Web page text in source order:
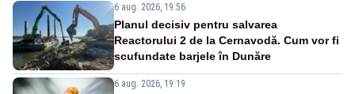
6 aug. 2026, 19:56
Planul decisiv pentru salvarea
Reactorului 2 de la Cernavodă. Cum vor fi
scufundate barjele în Dunăre
6 aug. 2026, 19:19